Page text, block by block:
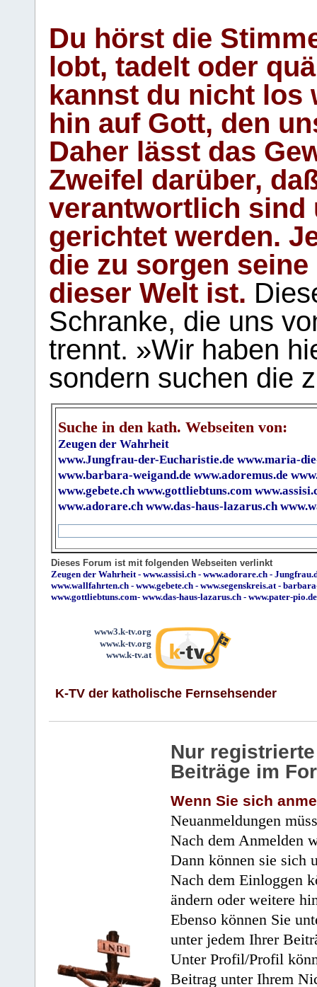
Du hörst die
lobt, tadelt oder
kannst du nicht los
hin auf Gott, den
Daher lässt das
Zweifel darüber,
verantwortlich sind
gerichtet werden.
die zu sorgen
dieser Welt ist.
Schranke, die uns
trennt. »Wir haben
sondern suchen die
Suche in den kath. Webseiten von:
Zeugen der Wahrheit
www.Jungfrau-der-Eucharistie.de www.maria-
www.barbara-weigand.de www.adoremus.de
www.gebete.ch www.gottliebtuns.com
www.adorare.ch www.das-haus-lazarus.ch
Dieses Forum ist mit folgenden Webseiten verlinkt
Zeugen der Wahrheit - www.assisi.ch - www.adorare.ch -
www.wallfahrten.ch - www.gebete.ch - www.segenskreis.at -
www.gottliebtuns.com- www.das-haus-lazarus.ch - www.pater-pio.de
www3.k-tv.org
www.k-tv.org
www.k-tv.at
K-TV der katholische Fernsehsender
Nur
Beiträge im
Wenn Sie sich
Neuanmeldungen
Nach dem Anmelden
Dann können sie sich
Nach dem Einloggen
ändern oder weitere
Ebenso können Sie
unter jedem Ihrer
Unter Profil/Profil
Beitrag unter Ihrem